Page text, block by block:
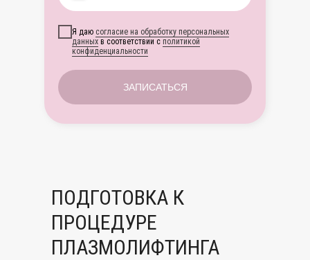
Я даю согласие на обработку персональных
данных в соответствии с политикой
конфиденциальности
ЗАПИСАТЬСЯ
ПОДГОТОВКА К
ПРОЦЕДУРЕ
ПЛАЗМОЛИФТИНГА